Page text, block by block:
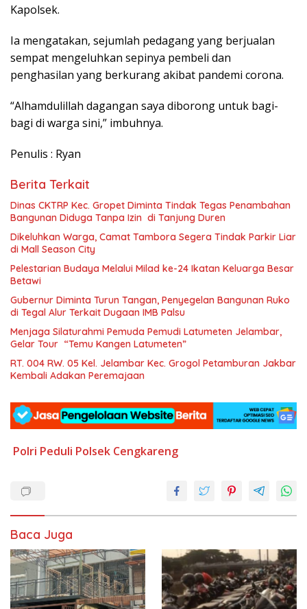
Kapolsek.
Ia mengatakan, sejumlah pedagang yang berjualan
sempat mengeluhkan sepinya pembeli dan
penghasilan yang berkurang akibat pandemi corona.
“Alhamdulillah dagangan saya diborong untuk bagi-
bagi di warga sini,” imbuhnya.
Penulis : Ryan
Berita Terkait
Dinas CKTRP Kec. Gropet Diminta Tindak Tegas Penambahan
Bangunan Diduga Tanpa Izin di Tanjung Duren
Dikeluhkan Warga, Camat Tambora Segera Tindak Parkir Liar
di Mall Season City
Pelestarian Budaya Melalui Milad ke-24 Ikatan Keluarga Besar
Betawi
Gubernur Diminta Turun Tangan, Penyegelan Bangunan Ruko
di Tegal Alur Terkait Dugaan IMB Palsu
Menjaga Silaturahmi Pemuda Pemudi Latumeten Jelambar,
Gelar Tour “Temu Kangen Latumeten”
RT. 004 RW. 05 Kel. Jelambar Kec. Grogol Petamburan Jakbar
Kembali Adakan Peremajaan
Polri Peduli Polsek Cengkareng
Baca Juga